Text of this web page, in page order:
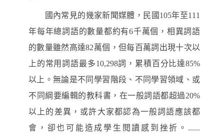
國內常見的幾家新聞媒體，民國105年至111
年每年總詞語的數量都約有6千萬個，相異詞語
的數量雖然高達82萬個，但每百萬詞出現十次以
上的常用詞語最多10,298詞，累積百分比達85%
以上。無論是不同學習階段、不同學習領域、或
不同綱要編輯的教科書，在一般詞語都超過20%
以上的差異，或許大家都認為一般詞語應該都
會，卻也可能造成學生閱讀感到挫折。......